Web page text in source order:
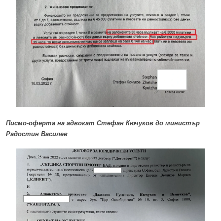
Писмо-оферта на адвокат Стефан Кючуков до министър
Радостин Василев